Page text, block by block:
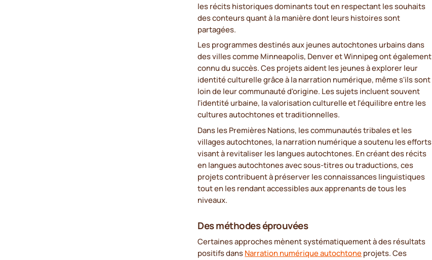
les récits historiques dominants tout en respectant les souhaits
des conteurs quant à la manière dont leurs histoires sont
partagées.
Les programmes destinés aux jeunes autochtones urbains dans
des villes comme Minneapolis, Denver et Winnipeg ont également
connu du succès. Ces projets aident les jeunes à explorer leur
identité culturelle grâce à la narration numérique, même s'ils sont
loin de leur communauté d'origine. Les sujets incluent souvent
l'identité urbaine, la valorisation culturelle et l'équilibre entre les
cultures autochtones et traditionnelles.
Dans les Premières Nations, les communautés tribales et les
villages autochtones, la narration numérique a soutenu les efforts
visant à revitaliser les langues autochtones. En créant des récits
en langues autochtones avec sous-titres ou traductions, ces
projets contribuent à préserver les connaissances linguistiques
tout en les rendant accessibles aux apprenants de tous les
niveaux.
Des méthodes éprouvées
Certaines approches mènent systématiquement à des résultats
positifs dans Narration numérique autochtone projets. Ces